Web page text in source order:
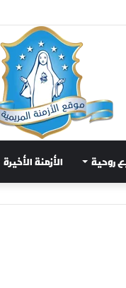
روحية الأزمنة الأخيرة